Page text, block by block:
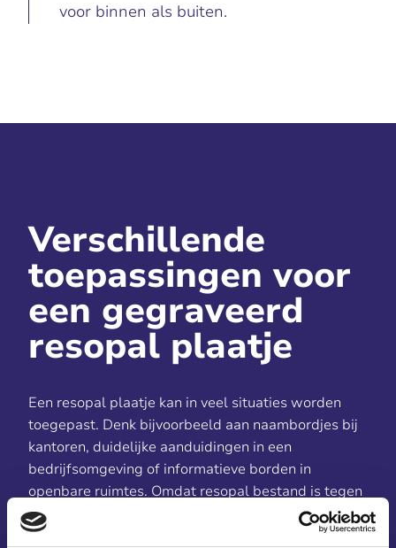
voor binnen als buiten.
Verschillende
toepassingen voor
een gegraveerd
resopal plaatje
Een resopal plaatje kan in veel situaties worden
toegepast. Denk bijvoorbeeld aan naambordjes bij
kantoren, duidelijke aanduidingen in een
bedrijfsomgeving of informatieve borden in
openbare ruimtes. Omdat resopal bestand is tegen
intensief gebruik en gemakkelijk te reinigen is, blijft
de gravure goed leesbaar, zelfs onder zware